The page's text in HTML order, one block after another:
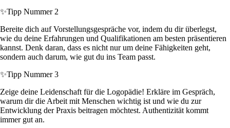
✨Tipp Nummer 2
Bereite dich auf Vorstellungsgespräche vor, indem du dir überlegst,
wie du deine Erfahrungen und Qualifikationen am besten präsentieren
kannst. Denk daran, dass es nicht nur um deine Fähigkeiten geht,
sondern auch darum, wie gut du ins Team passt.
✨Tipp Nummer 3
Zeige deine Leidenschaft für die Logopädie! Erkläre im Gespräch,
warum dir die Arbeit mit Menschen wichtig ist und wie du zur
Entwicklung der Praxis beitragen möchtest. Authentizität kommt
immer gut an.